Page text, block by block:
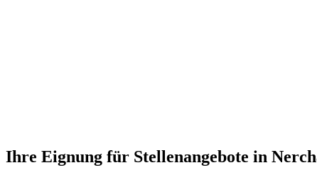
Ihre Eignung für Stellenangebote in